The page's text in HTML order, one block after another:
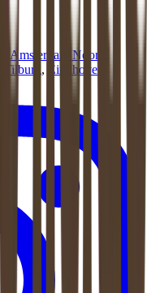
Amsterdam Noord
Tilburg , Eindhoven